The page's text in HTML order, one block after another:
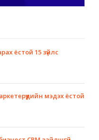
ёстой 15 зүйлс
мэдэх ёстой